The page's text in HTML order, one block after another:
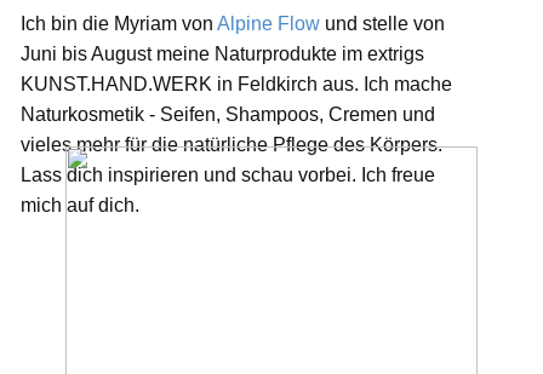
Ich bin die Myriam von Alpine Flow und stelle von
Juni bis August meine Naturprodukte im extrigs
KUNST.HAND.WERK in Feldkirch aus. Ich mache
Naturkosmetik - Seifen, Shampoos, Cremen und
vieles mehr für die natürliche Pflege des Körpers.
Lass dich inspirieren und schau vorbei. Ich freue
mich auf dich.